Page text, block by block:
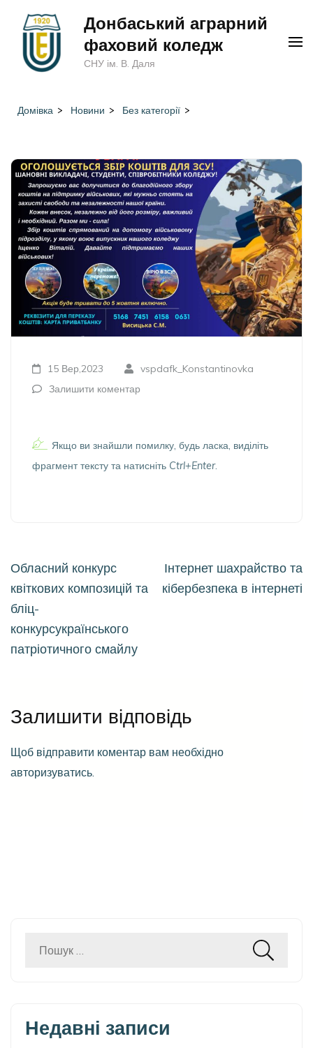
(натисніть
Донбаський аграрний
фаховий коледж
СНУ ім. В. Даля
Домівка > Новини > Без категорії >
15 Вер,2023
vspdafk_Konstantinovka
Залишити коментар
Якщо ви знайшли помилку, будь ласка, виділіть
фрагмент тексту та натисніть Ctrl+Enter.
Навігація
записів
Обласний конкурс
квіткових композицій та
бліц-
конкурсукраїнського
патріотичного смайлу
Інтернет шахрайство та
кібербезпека в інтернеті
Залишити відповідь
Щоб відправити коментар вам необхідно
авторизуватись
Пошук:
Недавні записи